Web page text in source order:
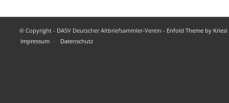
© Copyright - DASV Deutscher Altbriefsammler-Verein - Enfold Theme by Kriesi
Impressum
Datenschutz